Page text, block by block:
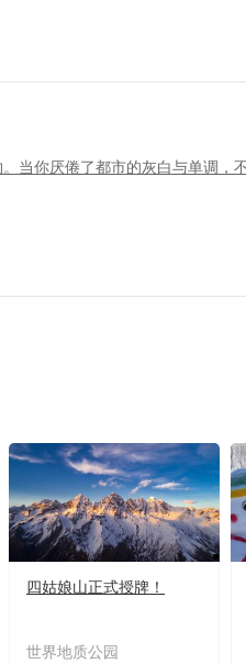
当你厌倦了都市的灰白与单调，
四姑娘山正式授牌！
世界地质公园